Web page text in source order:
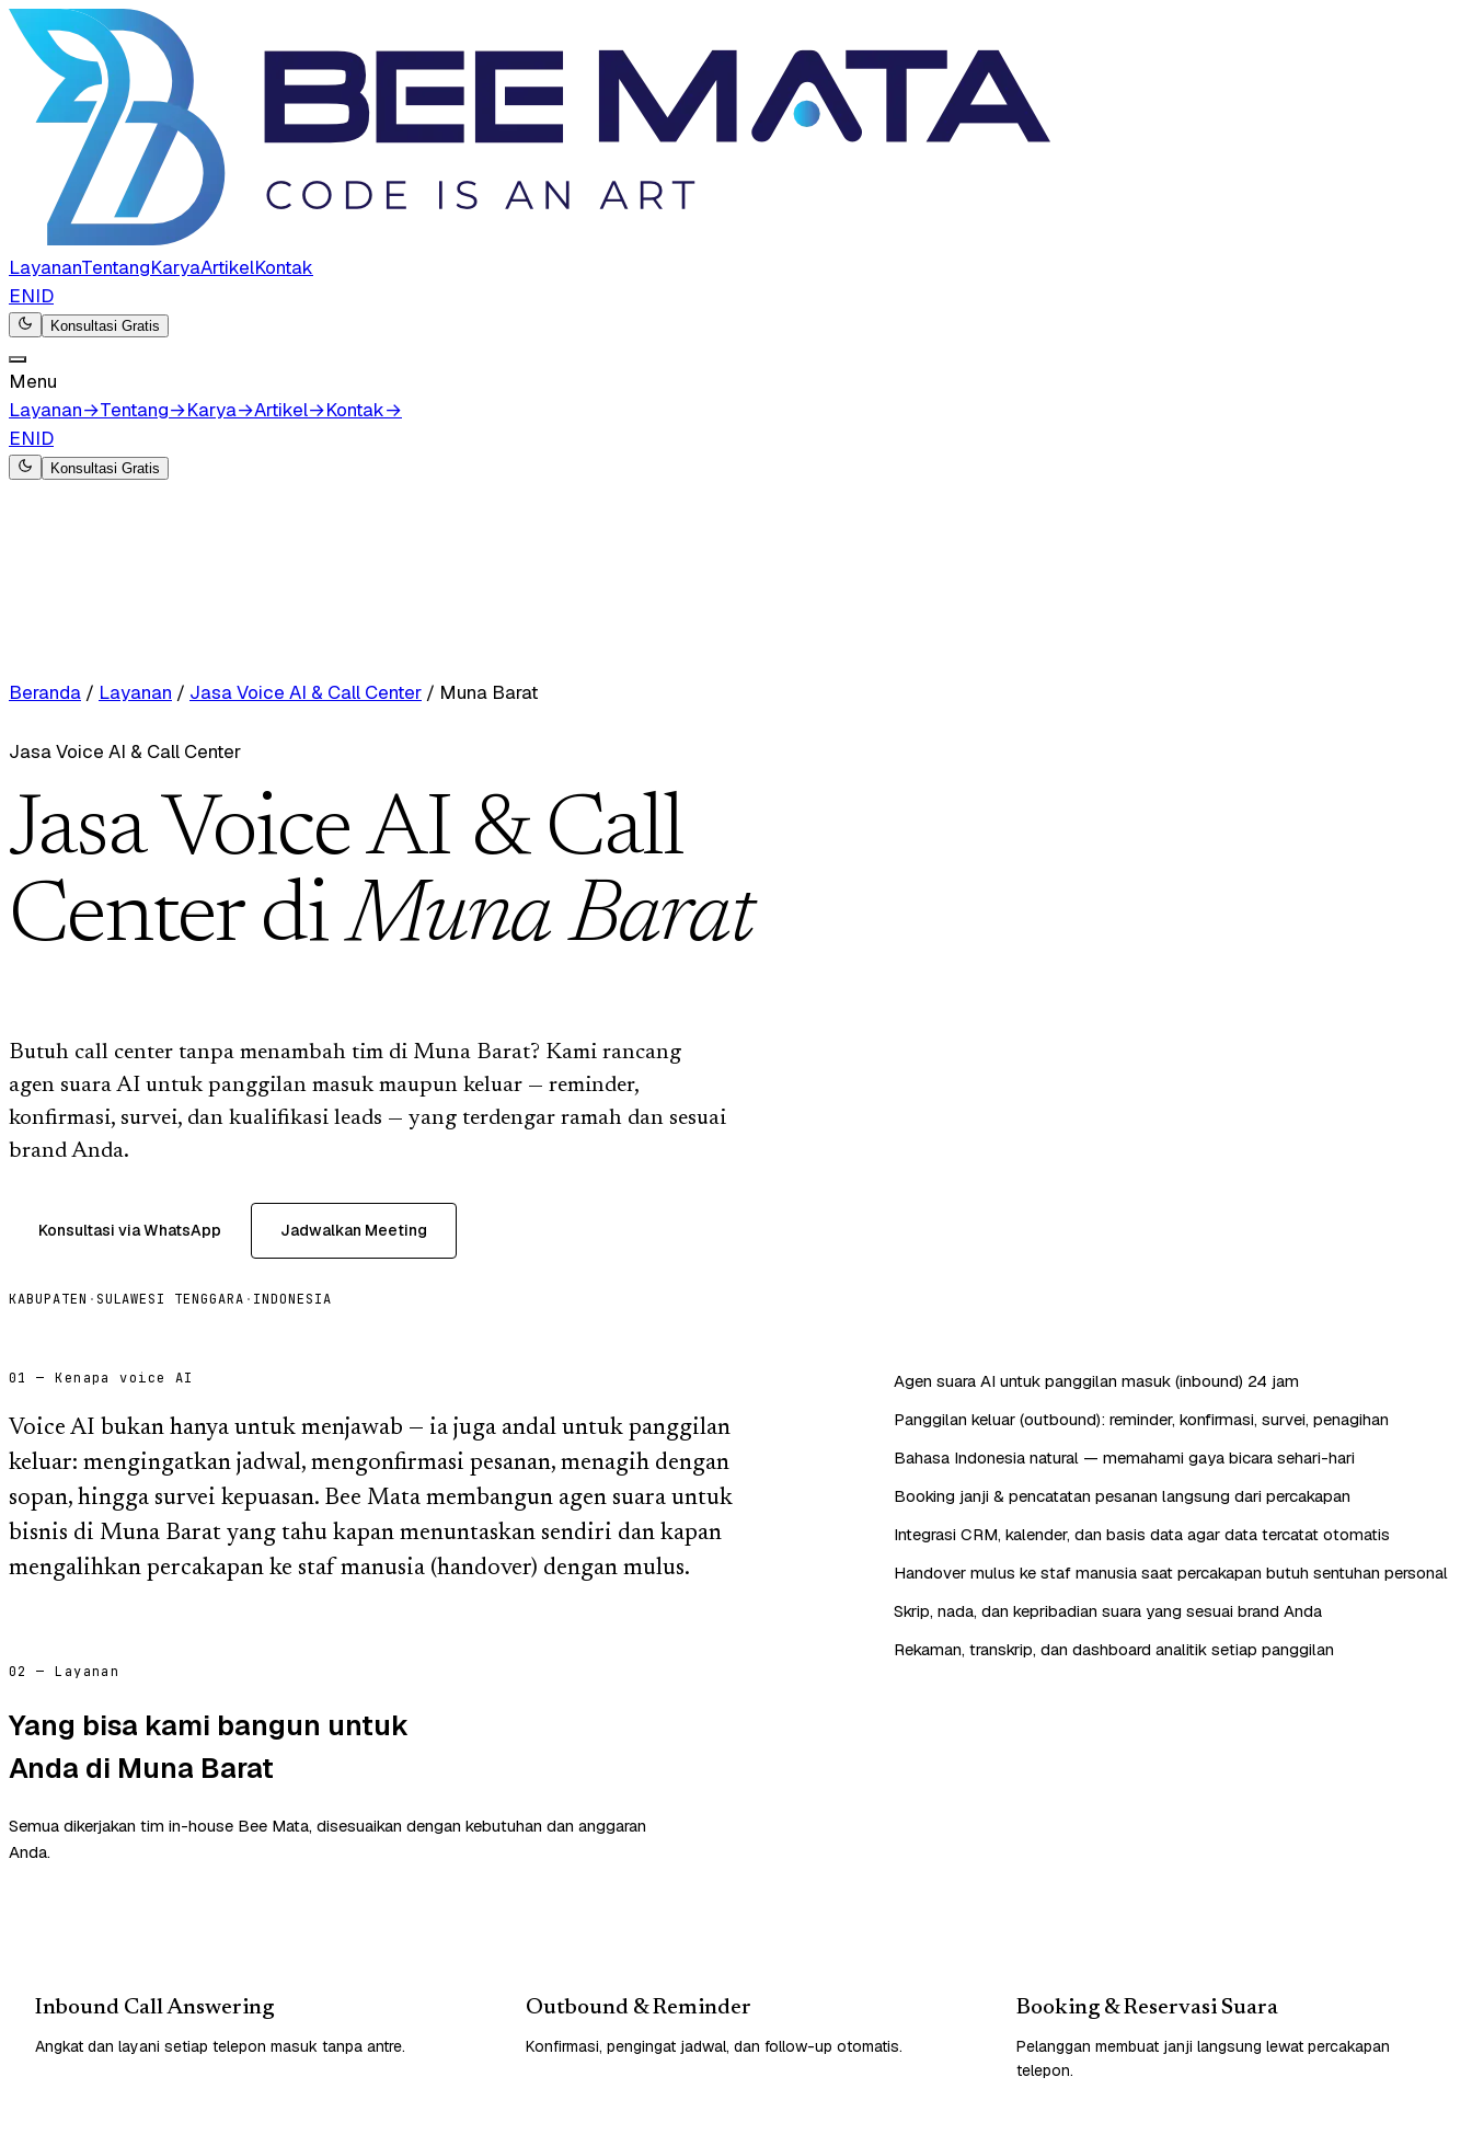
LayananTentangKaryaArtikelKontak
ENID
Konsultasi Gratis
Menu
Layanan→Tentang→Karya→Artikel→Kontak→
ENID
Konsultasi Gratis
Beranda / Layanan / Jasa Voice AI & Call Center / Muna Barat
Jasa Voice AI & Call Center
Jasa Voice AI & Call
Center diMuna Barat
Butuh call center tanpa menambah tim di Muna Barat? Kami rancang
agen suara AI untuk panggilan masuk maupun keluar — reminder,
konfirmasi, survei, dan kualifikasi leads — yang terdengar ramah dan sesuai
brand Anda.
Konsultasi via WhatsApp Jadwalkan Meeting
KABUPATEN · SULAWESI TENGGARA · INDONESIA
01 — Kenapa voice AI
Voice AI bukan hanya untuk menjawab — ia juga andal untuk panggilan
keluar: mengingatkan jadwal, mengonfirmasi pesanan, menagih dengan
sopan, hingga survei kepuasan. Bee Mata membangun agen suara untuk
bisnis di Muna Barat yang tahu kapan menuntaskan sendiri dan kapan
mengalihkan percakapan ke staf manusia (handover) dengan mulus.
Agen suara AI untuk panggilan masuk (inbound) 24 jam
Panggilan keluar (outbound): reminder, konfirmasi, survei, penagihan
Bahasa Indonesia natural — memahami gaya bicara sehari-hari
Booking janji & pencatatan pesanan langsung dari percakapan
Integrasi CRM, kalender, dan basis data agar data tercatat otomatis
Handover mulus ke staf manusia saat percakapan butuh sentuhan personal
Skrip, nada, dan kepribadian suara yang sesuai brand Anda
Rekaman, transkrip, dan dashboard analitik setiap panggilan
02 — Layanan
Yang bisa kami bangun untuk
Anda di Muna Barat
Semua dikerjakan tim in-house Bee Mata, disesuaikan dengan kebutuhan dan anggaran
Anda.
Inbound Call Answering
Angkat dan layani setiap telepon masuk tanpa antre.
Outbound & Reminder
Konfirmasi, pengingat jadwal, dan follow-up otomatis.
Booking & Reservasi Suara
Pelanggan membuat janji langsung lewat percakapan
telepon.